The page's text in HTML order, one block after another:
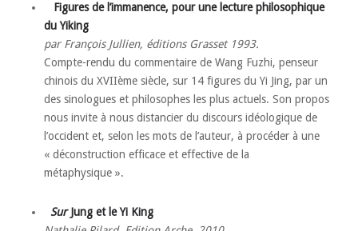
Figures de l’immanence, pour une lecture philosophique
du Yiking
par François Jullien, éditions Grasset 1993.
Compte-rendu du commentaire de Wang Fuzhi, penseur
chinois du XVIIème siècle, sur 14 figures du Yi Jing, par un
des sinologues et philosophes les plus actuels. Son propos
nous invite à nous distancier du discours idéologique de
l’occident et, selon les mots de l’auteur, à procéder à une
« déconstruction efficace et effective de la
métaphysique ».
SurJung et le Yi King